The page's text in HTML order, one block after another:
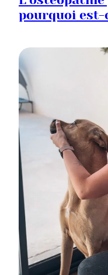
pourquoi est-